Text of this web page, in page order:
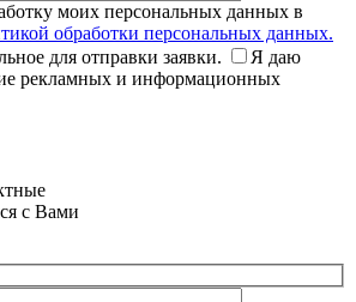
моих персональных данных в
обработки персональных данных.
для отправки заявки.
Я даю
рекламных и информационных
с Вами